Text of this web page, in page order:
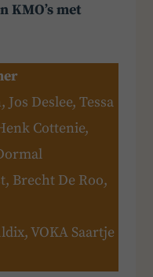
KMO’s met
Deslee, Tessa
Cottenie,
Brecht De Roo,
VOKA Saartje